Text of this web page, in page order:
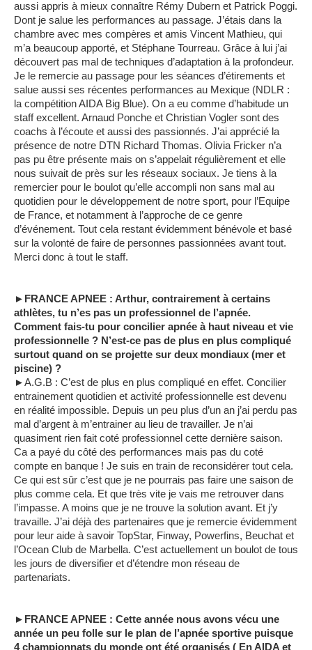
aussi appris à mieux connaître Rémy Dubern et Patrick Poggi.
Dont je salue les performances au passage. J’étais dans la
chambre avec mes compères et amis Vincent Mathieu, qui
m’a beaucoup apporté, et Stéphane Tourreau. Grâce à lui j’ai
découvert pas mal de techniques d’adaptation à la profondeur.
Je le remercie au passage pour les séances d’étirements et
salue aussi ses récentes performances au Mexique (NDLR :
la compétition AIDA Big Blue). On a eu comme d’habitude un
staff excellent. Arnaud Ponche et Christian Vogler sont des
coachs à l’écoute et aussi des passionnés. J’ai apprécié la
présence de notre DTN Richard Thomas. Olivia Fricker n’a
pas pu être présente mais on s’appelait régulièrement et elle
nous suivait de près sur les réseaux sociaux. Je tiens à la
remercier pour le boulot qu’elle accompli non sans mal au
quotidien pour le développement de notre sport, pour l’Equipe
de France, et notamment à l’approche de ce genre
d’événement. Tout cela restant évidemment bénévole et basé
sur la volonté de faire de personnes passionnées avant tout.
Merci donc à tout le staff.
►FRANCE APNEE : Arthur, contrairement à certains
athlètes, tu n’es pas un professionnel de l’apnée.
Comment fais-tu pour concilier apnée à haut niveau et vie
professionnelle ? N’est-ce pas de plus en plus compliqué
surtout quand on se projette sur deux mondiaux (mer et
piscine) ?
►A.G.B : C’est de plus en plus compliqué en effet. Concilier
entrainement quotidien et activité professionnelle est devenu
en réalité impossible. Depuis un peu plus d’un an j’ai perdu pas
mal d’argent à m’entrainer au lieu de travailler. Je n’ai
quasiment rien fait coté professionnel cette dernière saison.
Ca a payé du côté des performances mais pas du coté
compte en banque ! Je suis en train de reconsidérer tout cela.
Ce qui est sûr c’est que je ne pourrais pas faire une saison de
plus comme cela. Et que très vite je vais me retrouver dans
l’impasse. A moins que je ne trouve la solution avant. Et j’y
travaille. J’ai déjà des partenaires que je remercie évidemment
pour leur aide à savoir TopStar, Finway, Powerfins, Beuchat et
l’Ocean Club de Marbella. C’est actuellement un boulot de tous
les jours de diversifier et d’étendre mon réseau de
partenariats.
►FRANCE APNEE : Cette année nous avons vécu une
année un peu folle sur le plan de l’apnée sportive puisque
4 championnats du monde ont été organisés ( En AIDA et